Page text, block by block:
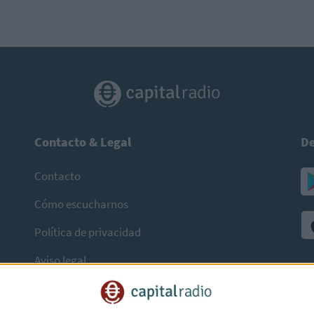
Contacto & Legal
Contacto
Cómo escucharnos
Política de privacidad
Aviso legal